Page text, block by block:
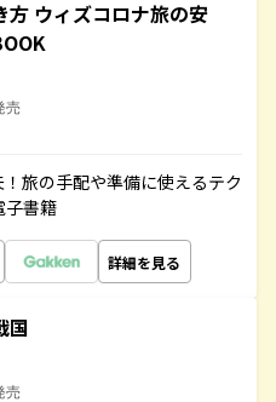
方 ウィズコロナ旅の安
売
旅の手配や準備に使えるテク
子書籍
詳細を見る
国
売